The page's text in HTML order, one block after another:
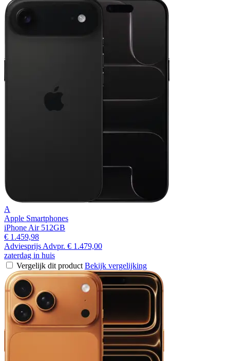
A
Apple Smartphones
iPhone Air 512GB
€ 1.459,98
Adviesprijs Advpr. € 1.479,00
zaterdag in huis
Vergelijk dit product Bekijk vergelijking